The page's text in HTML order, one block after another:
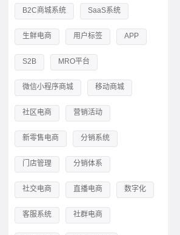
B2C商城系统 SaaS系统
生鲜电商 用户标签 APP
S2B MRO平台
微信小程序商城 移动商城
社区电商 营销活动
新零售电商 分销系统
门店管理 分销体系
社交电商 直播电商 数字化
客服系统 社群电商